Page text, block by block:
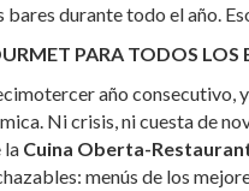
bares durante todo el año.
PARA TODOS LOS
año consecutivo,
Ni crisis, ni cuesta de
la Cuina Oberta-
menús de los